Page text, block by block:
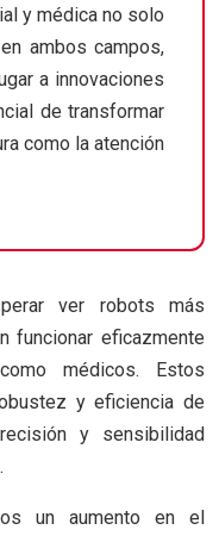
y médica no solo
ambos campos,
a innovaciones
de transformar
como la atención
ver robots más
funcionar eficazmente
médicos. Estos
y eficiencia de
y sensibilidad
un aumento en el